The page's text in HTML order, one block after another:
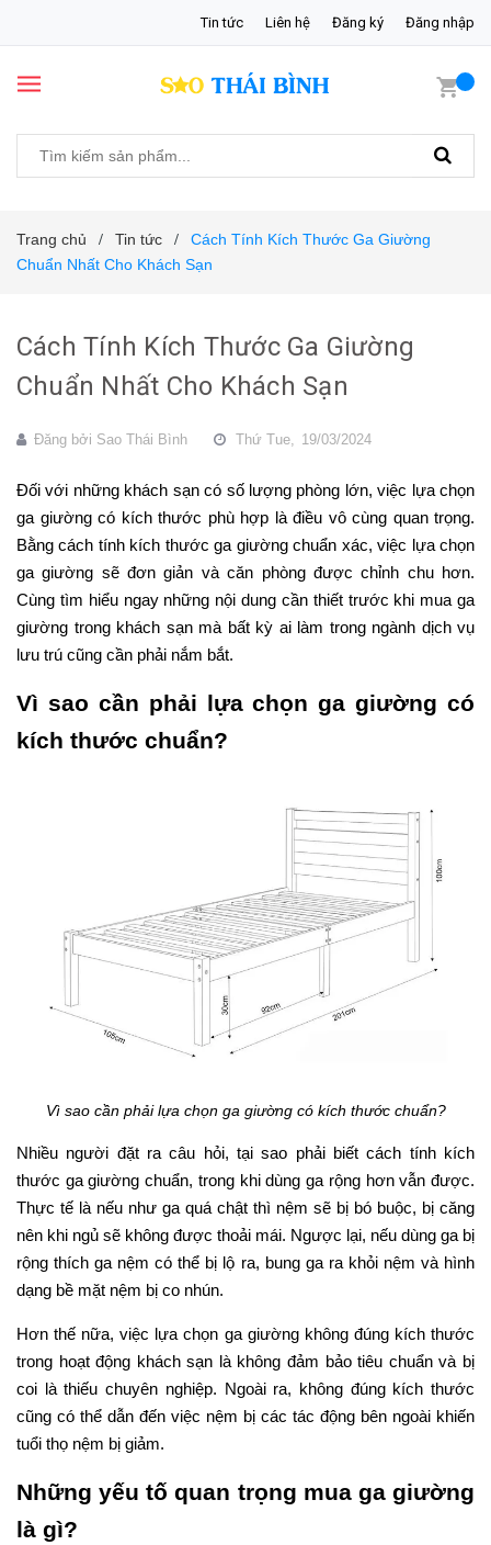
Tin tức Liên hệ Đăng ký Đăng nhập
Trang chủ / Tin tức /
Cách Tính Kích Thước Ga Giường
Chuẩn Nhất Cho Khách Sạn
Cách Tính Kích Thước Ga Giường
Chuẩn Nhất Cho Khách Sạn
Đăng bởi Sao Thái Bình Thứ Tue, 19/03/2024
Đối với những khách sạn có số lượng phòng lớn, việc lựa chọn
ga giường có kích thước phù hợp là điều vô cùng quan trọng.
Bằng cách tính kích thước ga giường chuẩn xác, việc lựa chọn
ga giường sẽ đơn giản và căn phòng được chỉnh chu hơn.
Cùng tìm hiểu ngay những nội dung cần thiết trước khi mua ga
giường trong khách sạn mà bất kỳ ai làm trong ngành dịch vụ
lưu trú cũng cần phải nắm bắt.
Vì sao cần phải lựa chọn ga giường có
kích thước chuẩn?
Vì sao cần phải lựa chọn ga giường có kích thước chuẩn?
Nhiều người đặt ra câu hỏi, tại sao phải biết cách tính kích
thước ga giường chuẩn, trong khi dùng ga rộng hơn vẫn được.
Thực tế là nếu như ga quá chật thì nệm sẽ bị bó buộc, bị căng
nên khi ngủ sẽ không được thoải mái. Ngược lại, nếu dùng ga bị
rộng thích ga nệm có thể bị lộ ra, bung ga ra khỏi nệm và hình
dạng bề mặt nệm bị co nhún.
Hơn thế nữa, việc lựa chọn ga giường không đúng kích thước
trong hoạt động khách sạn là không đảm bảo tiêu chuẩn và bị
coi là thiếu chuyên nghiệp. Ngoài ra, không đúng kích thước
cũng có thể dẫn đến việc nệm bị các tác động bên ngoài khiến
tuổi thọ nệm bị giảm.
Những yếu tố quan trọng mua ga giường
là gì?